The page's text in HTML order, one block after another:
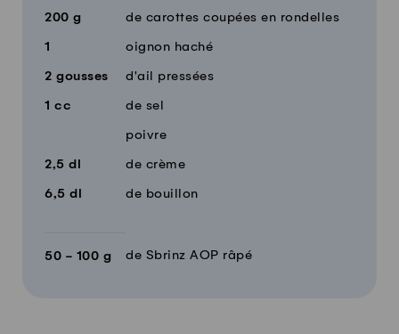
200 g de carottes coupées en rondelles
1 oignon haché
2 gousses d'ail pressées
1 cc de sel
poivre
2,5 dl de crème
6,5 dl de bouillon
50 - 100 g de Sbrinz AOP râpé